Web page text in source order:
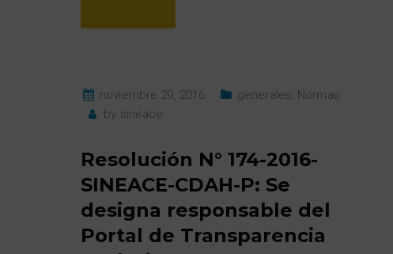
noviembre 29, 2016 generales, Normas
by sineace
Resolución N° 174-2016-
SINEACE-CDAH-P: Se
designa responsable del
Portal de Transparencia